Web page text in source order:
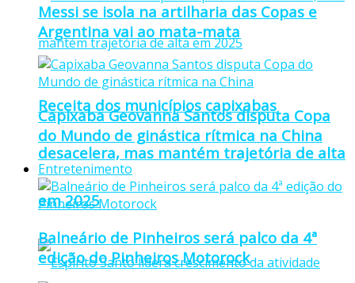
Receita dos municípios capixabas
desacelera, mas mantém trajetória de alta
em 2025
Messi se isola na artilharia das Copas e
Argentina vai ao mata-mata
Capixaba Geovanna Santos disputa Copa
do Mundo de ginástica rítmica na China
Entretenimento
Balneário de Pinheiros será palco da 4ª
edição do Pinheiros Motorock